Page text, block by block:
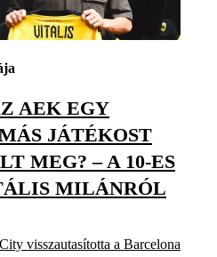
AEK EGY
JÁTÉKOST
MEG? – A 10-ES
MILÁNRÓL
visszautasította a Barcelona